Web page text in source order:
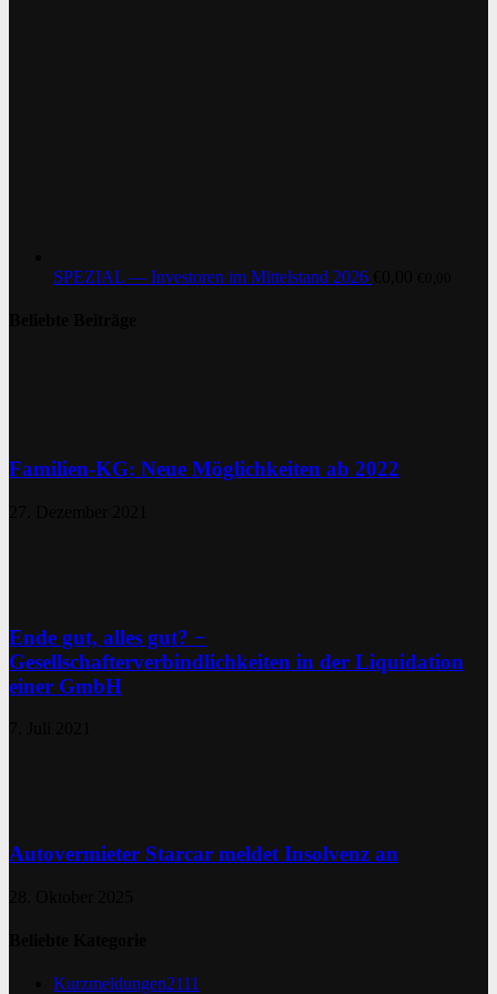
SPEZIAL — Investoren im Mittelstand 2026
Familien-KG: Neue Möglichkeiten ab 2022
Ende gut, alles gut? −
Gesellschafterverbindlichkeiten in der Liquidation
einer GmbH
Autovermieter Starcar meldet Insolvenz an
Kurzmeldungen2111